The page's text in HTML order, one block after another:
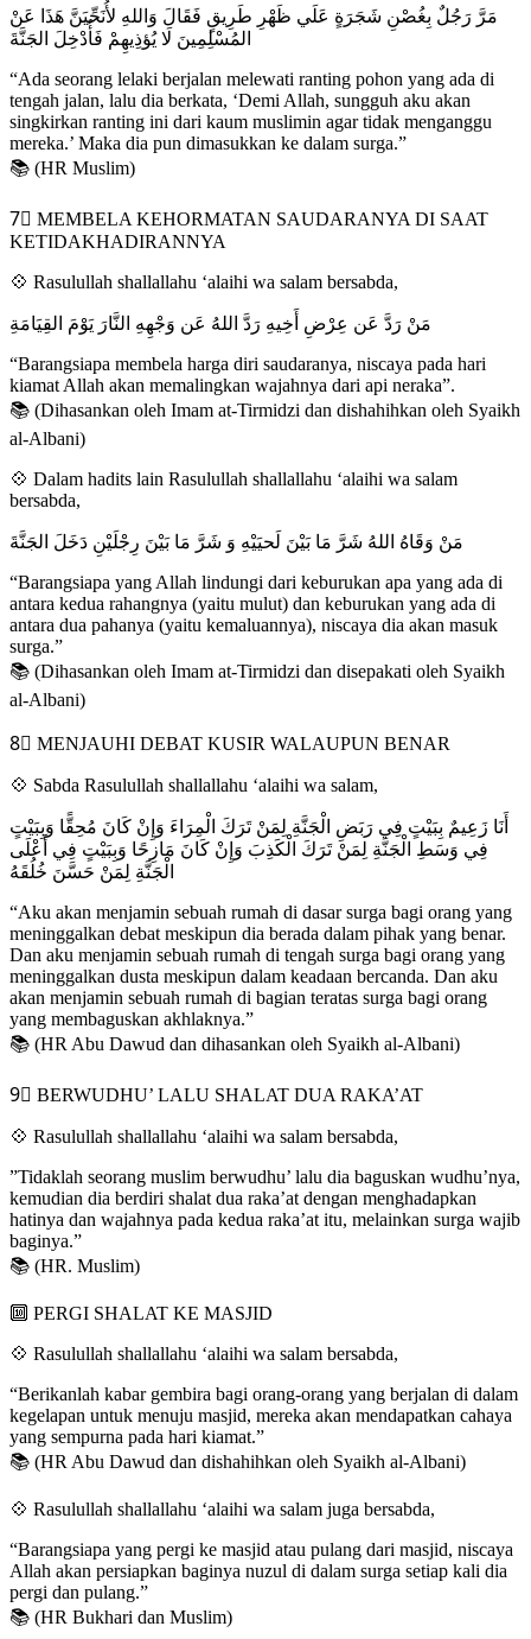
مَرَّ رَجُلٌ بِغُصْنِ شَجَرَةٍ عَلَي ظَهْرِ طَرِيقٍ فَقَالَ وَاللهِ لأُنَحِّيَنَّ هَذَا عَنْ
المُسْلِمِينَ لَا يُؤذِيهِمْ فَأُدْخِلَ الجَنَّةَ
“Ada seorang lelaki berjalan melewati ranting pohon yang ada di
tengah jalan, lalu dia berkata, ‘Demi Allah, sungguh aku akan
singkirkan ranting ini dari kaum muslimin agar tidak menganggu
mereka.’ Maka dia pun dimasukkan ke dalam surga.”
📚 (HR Muslim)
7⃣ MEMBELA KEHORMATAN SAUDARANYA DI SAAT
KETIDAKHADIRANNYA
💠 Rasulullah shallallahu ‘alaihi wa salam bersabda,
مَنْ رَدَّ عَن عِرْضِ أَخِيهِ رَدَّ اللهُ عَن وَجْهِهِ النَّارَ يَوْمَ القِيَامَةِ
“Barangsiapa membela harga diri saudaranya, niscaya pada hari
kiamat Allah akan memalingkan wajahnya dari api neraka”.
📚 (Dihasankan oleh Imam at-Tirmidzi dan dishahihkan oleh Syaikh
al-Albani)
💠 Dalam hadits lain Rasulullah shallallahu ‘alaihi wa salam
bersabda,
مَنْ وَقَاهُ اللهُ شَرَّ مَا بَيْنَ لَحيَيْهِ وَ شَرَّ مَا بَيْنَ رِجْلَيْنِ دَخَلَ الجَنَّةَ
“Barangsiapa yang Allah lindungi dari keburukan apa yang ada di
antara kedua rahangnya (yaitu mulut) dan keburukan yang ada di
antara dua pahanya (yaitu kemaluannya), niscaya dia akan masuk
surga.”
📚 (Dihasankan oleh Imam at-Tirmidzi dan disepakati oleh Syaikh
al-Albani)
8⃣ MENJAUHI DEBAT KUSIR WALAUPUN BENAR
💠 Sabda Rasulullah shallallahu ‘alaihi wa salam,
أَنَا زَعِيمٌ بِبَيْتٍ فِي رَبَضِ الْجَنَّةِ لِمَنْ تَرَكَ الْمِرَاءَ وَإِنْ كَانَ مُحِقًّا وَبِبَيْتٍ
فِي وَسَطِ الْجَنَّةِ لِمَنْ تَرَكَ الْكَذِبَ وَإِنْ كَانَ مَازِحًا وَبِبَيْتٍ فِي أَعْلَى
الْجَنَّةِ لِمَنْ حَسَّنَ خُلُقَهُ
“Aku akan menjamin sebuah rumah di dasar surga bagi orang yang
meninggalkan debat meskipun dia berada dalam pihak yang benar.
Dan aku menjamin sebuah rumah di tengah surga bagi orang yang
meninggalkan dusta meskipun dalam keadaan bercanda. Dan aku
akan menjamin sebuah rumah di bagian teratas surga bagi orang
yang membaguskan akhlaknya.”
📚 (HR Abu Dawud dan dihasankan oleh Syaikh al-Albani)
9⃣ BERWUDHU’ LALU SHALAT DUA RAKA’AT
💠 Rasulullah shallallahu ‘alaihi wa salam bersabda,
”Tidaklah seorang muslim berwudhu’ lalu dia baguskan wudhu’nya,
kemudian dia berdiri shalat dua raka’at dengan menghadapkan
hatinya dan wajahnya pada kedua raka’at itu, melainkan surga wajib
baginya.”
📚 (HR. Muslim)
🔟 PERGI SHALAT KE MASJID
💠 Rasulullah shallallahu ‘alaihi wa salam bersabda,
“Berikanlah kabar gembira bagi orang-orang yang berjalan di dalam
kegelapan untuk menuju masjid, mereka akan mendapatkan cahaya
yang sempurna pada hari kiamat.”
📚 (HR Abu Dawud dan dishahihkan oleh Syaikh al-Albani)
💠 Rasulullah shallallahu ‘alaihi wa salam juga bersabda,
“Barangsiapa yang pergi ke masjid atau pulang dari masjid, niscaya
Allah akan persiapkan baginya nuzul di dalam surga setiap kali dia
pergi dan pulang.”
📚 (HR Bukhari dan Muslim)